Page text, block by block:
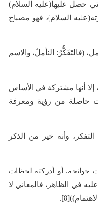
حصل عليها(عليه السلام)
السلام)، فهو مصباح
(فالتَفَكُّرُ: التأملُ، والاسم
أنها مشتركة في الأساس
حاصلة من رؤية ومعرفة
وأنه خير من الذكر
جوانحه، أو أدركته لحظات
في الظاهر، فالمعاني لا